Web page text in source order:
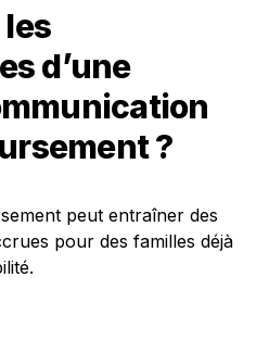
d’une
?
peut entraîner des
pour des familles déjà